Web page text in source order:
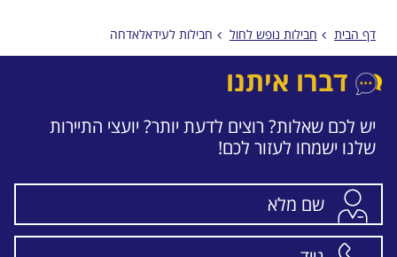
דף הבית חבילות נופש לחול חבילות לעידאלאדחה
דברו איתנו
יש לכם שאלות? רוצים לדעת יותר? יועצי התיירות
שלנו ישמחו לעזור לכם!